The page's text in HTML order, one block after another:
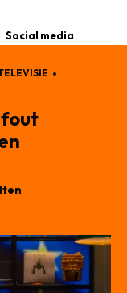
Social media